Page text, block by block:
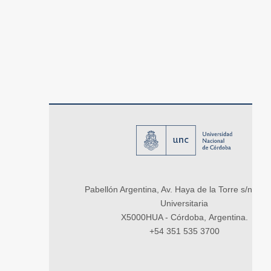
Pabellón Argentina, Av. Haya de la Torre s/n,
Universitaria
X5000HUA - Córdoba, Argentina.
+54 351 535 3700